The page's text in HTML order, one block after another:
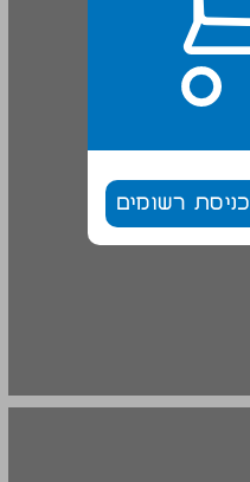
כניסת רשומים